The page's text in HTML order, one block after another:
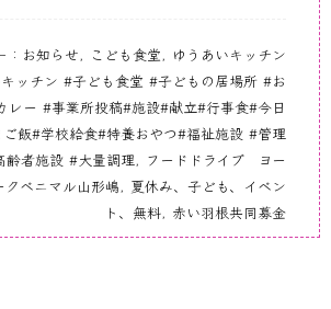
お知らせ, こども食堂, ゆうあいキッチン
ッチン #子ども食堂 #子どもの居場所 #お
レー #事業所投稿#施設#献立#行事食#今日
飯#学校給食#特養おやつ#福祉施設 #管理
齢者施設 #大量調理, フードドライブ ヨー
ベニマル山形嶋, 夏休み、子ども、イベン
ト、無料, 赤い羽根共同募金